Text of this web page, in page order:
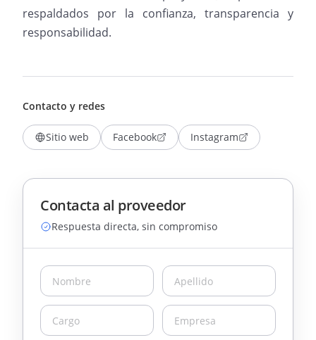
respaldados por la confianza, transparencia y
responsabilidad.
Contacto y redes
Sitio web Facebook Instagram
Contacta al proveedor
Respuesta directa, sin compromiso